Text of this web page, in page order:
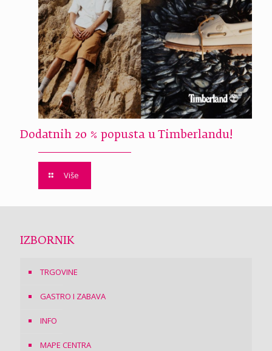
Dodatnih 20 % popusta u Timberlandu!
Više
IZBORNIK
TRGOVINE
GASTRO I ZABAVA
INFO
MAPE CENTRA